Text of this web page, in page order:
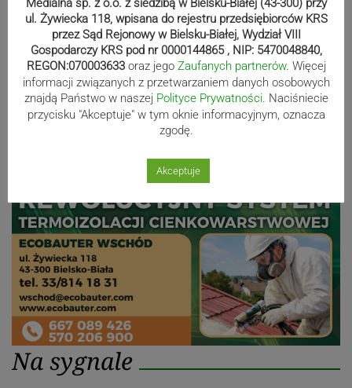
Nakamura z dubletem w Wiśle.
Dyskwalifikacja Waszka zmieniła
klasyfikację Polaków
Reklama
Na sygnale
Medialna sp. z o.o. z siedzibą w Bielsku-Białej (43-300) przy
ul. Żywiecka 118, wpisana do rejestru przedsiębiorców KRS
przez Sąd Rejonowy w Bielsku-Białej, Wydział VIII
Gospodarczy KRS pod nr 0000144865 , NIP: 5470048840,
REGON:070003633 oraz jego Zaufanych partnerów. Więcej
informacji związanych z przetwarzaniem danych osobowych
znajdą Państwo w naszej Polityce Prywatności. Naciśniecie
przycisku "Akceptuje" w tym oknie informacyjnym, oznacza
zgodę.
Akceptuje